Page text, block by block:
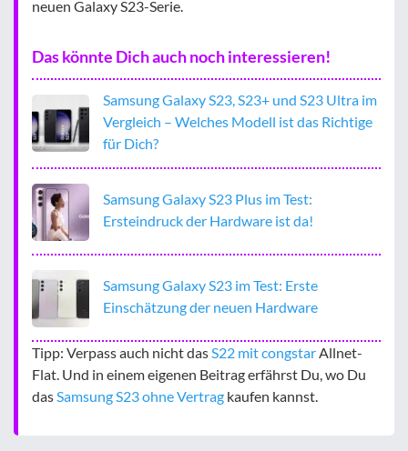
neuen Galaxy S23-Serie.
Das könnte Dich auch noch interessieren!
Samsung Galaxy S23, S23+ und S23 Ultra im
Vergleich – Welches Modell ist das Richtige
für Dich?
Samsung Galaxy S23 Plus im Test:
Ersteindruck der Hardware ist da!
Samsung Galaxy S23 im Test: Erste
Einschätzung der neuen Hardware
Tipp: Verpass auch nicht dasS22 mit congstarAllnet-
Flat. Und in einem eigenen Beitrag erfährst Du, wo Du
dasSamsung S23 ohne Vertrag kaufen kannst.